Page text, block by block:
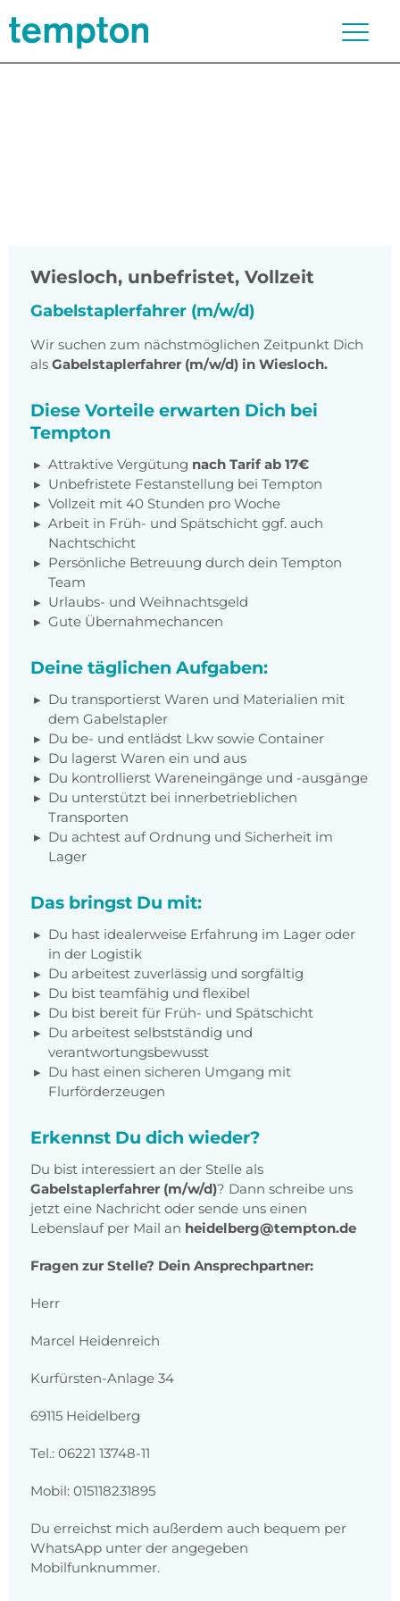
Wiesloch, unbefristet, Vollzeit
Gabelstaplerfahrer (m/w/d)
Wir suchen zum nächstmöglichen Zeitpunkt Dich
als Gabelstaplerfahrer (m/w/d) in Wiesloch.
Diese Vorteile erwarten Dich bei
Tempton
Attraktive Vergütung nach Tarif ab 17€
Unbefristete Festanstellung bei Tempton
Vollzeit mit 40 Stunden pro Woche
Arbeit in Früh- und Spätschicht ggf. auch
Nachtschicht
Persönliche Betreuung durch dein Tempton
Team
Urlaubs- und Weihnachtsgeld
Gute Übernahmechancen
Deine täglichen Aufgaben:
Du transportierst Waren und Materialien mit
dem Gabelstapler
Du be- und entlädst Lkw sowie Container
Du lagerst Waren ein und aus
Du kontrollierst Wareneingänge und -ausgänge
Du unterstützt bei innerbetrieblichen
Transporten
Du achtest auf Ordnung und Sicherheit im
Lager
Das bringst Du mit:
Du hast idealerweise Erfahrung im Lager oder
in der Logistik
Du arbeitest zuverlässig und sorgfältig
Du bist teamfähig und flexibel
Du bist bereit für Früh- und Spätschicht
Du arbeitest selbstständig und
verantwortungsbewusst
Du hast einen sicheren Umgang mit
Flurförderzeugen
Erkennst Du dich wieder?
Du bist interessiert an der Stelle als
Gabelstaplerfahrer (m/w/d)? Dann schreibe uns
jetzt eine Nachricht oder sende uns einen
Lebenslauf per Mail an heidelberg@tempton.de
Fragen zur Stelle? Dein Ansprechpartner:
Herr
Marcel Heidenreich
Kurfürsten-Anlage 34
69115 Heidelberg
Tel.: 06221 13748-11
Mobil: 015118231895
Du erreichst mich außerdem auch bequem per
WhatsApp unter der angegeben
Mobilfunknummer.